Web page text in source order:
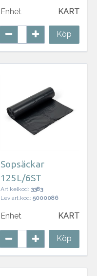
Enhet KART
Köp
Sopsäckar
125L/6ST
Artikelkod: 3383
Lev art.kod: 5000086
Enhet KART
Köp